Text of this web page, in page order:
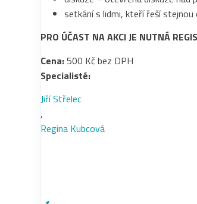
setkání s lidmi, kteří řeší
PRO ÚČAST NA AKCI JE NUTNÁ
Cena:500 Kč bez DPH
Specialisté:
Jiří Střelec
,
Regina Kubcová